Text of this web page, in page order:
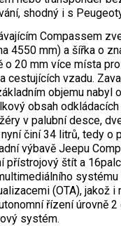
shodný i s
Compassem
4550 mm) a šířka o
o 20 mm více místa
cestujících vzadu.
objemu nabyl
obsah
v palubní desce,
činí 34 litrů, tedy o
výbavě Jeepu
přístrojový štít a
systému
(OTA), jakož i
řízení úrovně 2
systém.